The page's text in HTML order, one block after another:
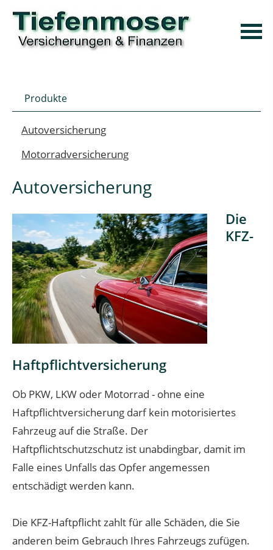
Produkte
Autoversicherung
Motorradversicherung
Autoversicherung
Die
KFZ-
Haftpflichtversicherung
Ob PKW, LKW oder Motorrad - ohne eine
Haftpflichtversicherung darf kein motorisiertes
Fahrzeug auf die Straße. Der
Haftpflichtschutzschutz ist unabdingbar, damit im
Falle eines Unfalls das Opfer angemessen
entschädigt werden kann.
Die KFZ-Haftpflicht zahlt für alle Schäden, die Sie
anderen beim Gebrauch Ihres Fahrzeugs zufügen.